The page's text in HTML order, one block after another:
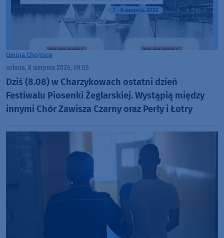
Gmina Chojnice
sobota, 8 sierpnia 2026, 09:03
Dziś (8.08) w Charzykowach ostatni dzień
Festiwalu Piosenki Żeglarskiej. Wystąpią między
innymi Chór Zawisza Czarny oraz Perły i Łotry